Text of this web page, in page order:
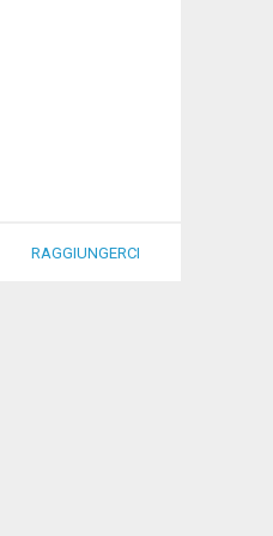
RAGGIUNGERCI